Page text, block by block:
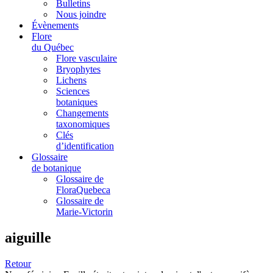
Bulletins
Nous joindre
Évènements
Flore
du Québec
Flore vasculaire
Bryophytes
Lichens
Sciences
botaniques
Changements
taxonomiques
Clés
d’identification
Glossaire
de botanique
Glossaire de
FloraQuebeca
Glossaire de
Marie-Victorin
aiguille
Retour